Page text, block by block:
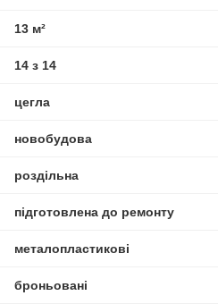
13 м²
14 з 14
цегла
новобудова
роздільна
підготовлена до ремонту
металопластикові
броньовані